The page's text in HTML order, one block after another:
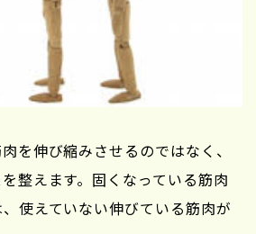
を伸び縮みさせるのではなく、
整えます。固くなっている筋肉
使えていない伸びている筋肉が